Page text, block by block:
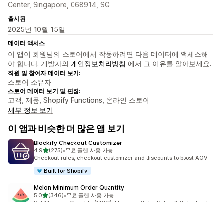
Center, Singapore, 068914, SG
출시됨
2025년 10월 15일
데이터 액세스
이 앱이 회원님의 스토어에서 작동하려면 다음 데이터에 액세스해
야 합니다. 개발자의 개인정보처리방침 에서 그 이유를 알아보세요.
직원 및 참여자 데이터 보기:
스토어 소유자
스토어 데이터 보기 및 편집:
고객, 제품, Shopify Functions, 온라인 스토어
세부 정보 보기
이 앱과 비슷한 더 많은 앱 보기
Blockify Checkout Customizer
4.9별 5개 중
(275)
총 리뷰 275개
•무료 플랜 사용 가능
Checkout rules, checkout customizer and discounts to boost AOV
Built for Shopify
Melon Minimum Order Quantity
5.0별 5개 중
(346)
총 리뷰 346개
•무료 플랜 사용 가능